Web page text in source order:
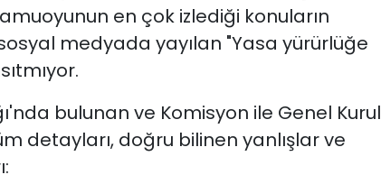
en çok izlediği konuların
medyada yayılan "Yasa yürürlüğe
bulunan ve Komisyon ile Genel Kurul
detayları, doğru bilinen yanlışlar ve